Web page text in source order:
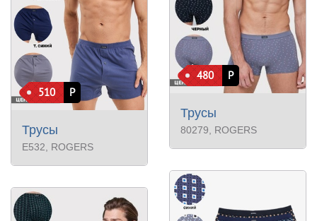
510 Р
Трусы
Е532 , ROGERS
480 Р
Трусы
80279 , ROGERS